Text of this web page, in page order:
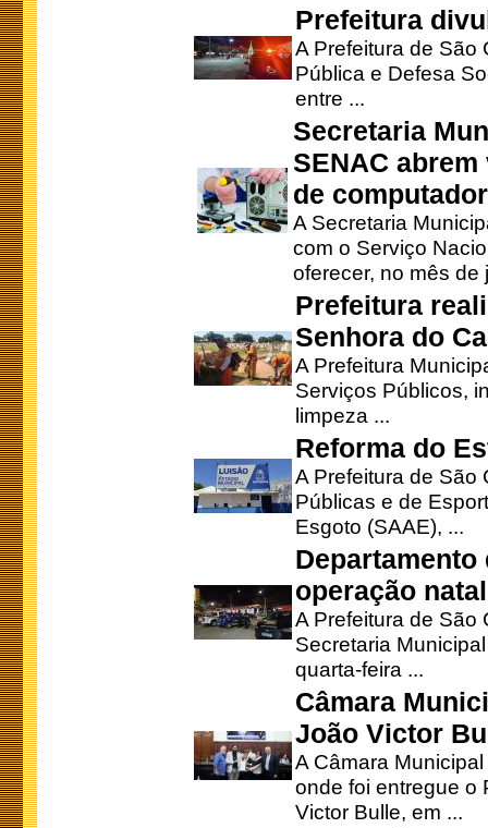
Prefeitura
A Prefeitura de São
Pública e Defesa
entre ...
Secretaria
SENAC
de
A Secretaria
com o Serviço
oferecer, no mês de
Prefeitura
Senhora do
A Prefeitura
Serviços Públicos,
limpeza ...
Reforma do
A Prefeitura de São
Públicas e de
Esgoto (SAAE), ...
operação
A Prefeitura de São
Secretaria
quarta-feira ...
Câmara
João Victor
A Câmara
onde foi entregue o
Victor Bulle, em ...